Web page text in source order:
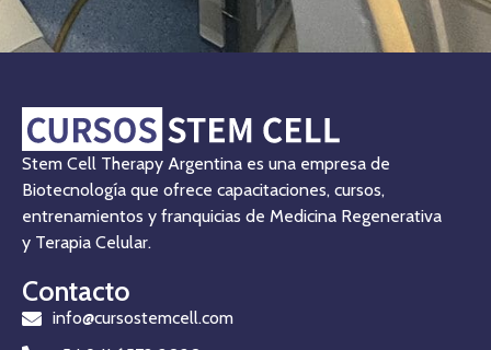
Stem Cell Therapy Argentina es una empresa de
Biotecnología que ofrece capacitaciones, cursos,
entrenamientos y franquicias de Medicina Regenerativa
y Terapia Celular.
Contacto
info@cursostemcell.com